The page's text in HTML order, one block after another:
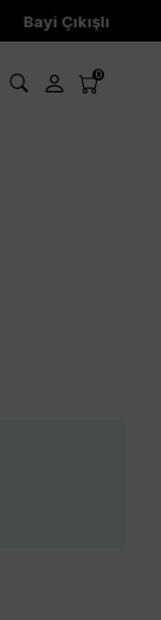
Bayi Çıkışlı
0